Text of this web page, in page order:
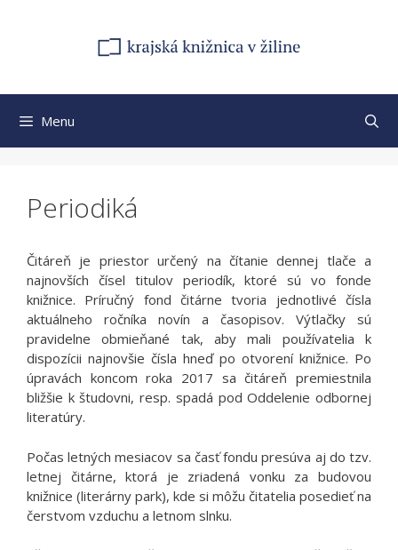
Menu
Periodiká
Čitáreň je priestor určený na čítanie dennej tlače a
najnovších čísel titulov periodík, ktoré sú vo fonde
knižnice. Príručný fond čitárne tvoria jednotlivé čísla
aktuálneho ročníka novín a časopisov. Výtlačky sú
pravidelne obmieňané tak, aby mali používatelia k
dispozícii najnovšie čísla hneď po otvorení knižnice. Po
úpravách koncom roka 2017 sa čitáreň premiestnila
bližšie k študovni, resp. spadá pod Oddelenie odbornej
literatúry.
Počas letných mesiacov sa časť fondu presúva aj do tzv.
letnej čitárne, ktorá je zriadená vonku za budovou
knižnice (literárny park), kde si môžu čitatelia posedieť na
čerstvom vzduchu a letnom slnku.